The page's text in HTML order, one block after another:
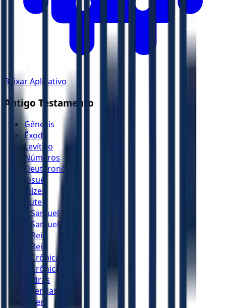
Baixar Aplicativo
Antigo Testamento
Gênesis
Êxodo
Levítico
Números
Deuteronômio
Josué
Juízes
Rute
1 Samuel
2 Samuel
1 Reis
2 Reis
1 Crônicas
2 Crônicas
Esdras
Neemias
Ester